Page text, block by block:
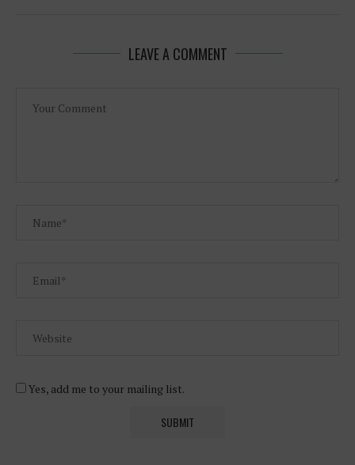
LEAVE A COMMENT
Yes, add me to your mailing list.